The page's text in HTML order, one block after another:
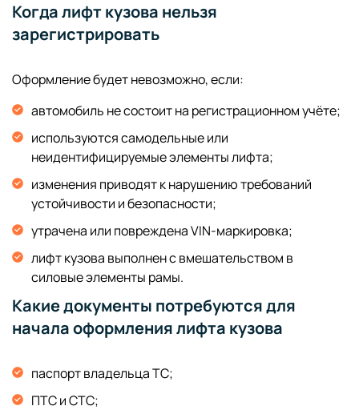
Когда лифт кузова нельзя
зарегистрировать
Оформление будет невозможно, если:
автомобиль не состоит на регистрационном учёте;
используются самодельные или
неидентифицируемые элементы лифта;
изменения приводят к нарушению требований
устойчивости и безопасности;
утрачена или повреждена VIN-маркировка;
лифт кузова выполнен с вмешательством в
силовые элементы рамы.
Какие документы потребуются для
начала оформления лифта кузова
паспорт владельца ТС;
ПТС и СТС;